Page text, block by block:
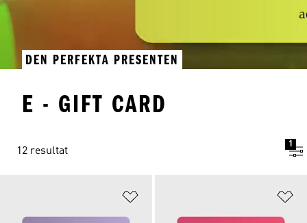
DEN PERFEKTA PRESENTEN
E - GIFT CARD
12 resultat
1